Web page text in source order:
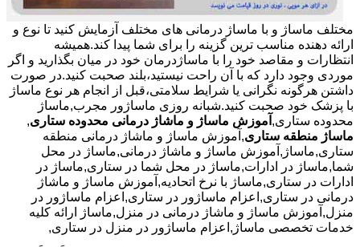
مختلف ماساژ و با ماساژ درمانی های مختلف آزمایش کنید تا نوع و
ارائه دهنده مناسب ترین گزینه را برای شما پیدا کند.همیشه
انتظارات و مقاصد خود را با ماساژدرمان خود در میان بگذارید و اگر
موردی وجود دارد که با آن راحت نیستید،بلند صحبت کنید.در صورت
داشتن هرگونه نگرانی یا شرایط سلامتی،قبل از انجام هر نوع ماساژ
با پزشک خود صحبت کنید.شبانه روزی ماساژور مجرب,ماساژ
محدوده ستاری, آموزش ماساژ و ماشاژ درمانی محدوده ستاری,
ماساژ منطقه ستاری,آموزش ماساژ و ماشاژ درمانی منطقه
ستاری,ماساژ,آموزش ماساژ و ماشاژ درمانی,ماساژ در محل
شما,ماساژ در ادارات,ماساژ در محل شما در ستاری,ماساژ در
ادارات در ستاری,ماساژ با نرخ اتحادیه,آموزش ماساژ و ماشاژ
درمانی در ستاری,اعزام ماساژور در ستاری,اعزام ماساژور در
منزل,آموزش ماساژ و ماشاژ درمانی در منزل,ماساژ ارائه کلیه
خدمات تخصصی ماساژ,اعزام ماساژور در منزل در ستاری,